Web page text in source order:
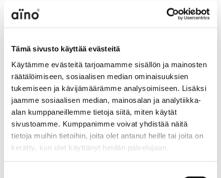
Tämä sivusto käyttää evästeitä
Käytämme evästeitä tarjoamamme sisällön ja mainosten
räätälöimiseen, sosiaalisen median ominaisuuksien
tukemiseen ja kävijämäärämme analysoimiseen. Lisäksi
jaamme sosiaalisen median, mainosalan ja analytiikka-
alan kumppaneillemme tietoja siitä, miten käytät
sivustoamme. Kumppanimme voivat yhdistää näitä
tietoja muihin tietoihin, joita olet antanut heille tai joita on
kerätty, kun olet käyttänyt heidän palvelujaan.
Materiaali
Hoito-ohje
Käytä varovaista pesuohjelmaa, lämpötila max. 30
astetta. Pestävä nurin käännettynä. Rumpukuivaus
kielletty. Silitys alhaisessa lämpötilassa, enintään 110